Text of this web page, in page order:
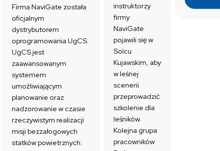
Firma NaviGate została
oficjalnym
dystrybutorem
oprogramowania UgCS.
UgCS jest
zaawansowanym
systemem
umożliwiającym
planowanie oraz
nadzorowanie w czasie
rzeczywistym realizacji
misji bezzałogowych
statków powietrznych.
instruktorzy
firmy
NaviGate
pojawili się w
Solcu
Kujawskim, aby
w leśnej
scenerii
przeprowadzić
szkolenie dla
leśników.
Kolejna grupa
pracowników